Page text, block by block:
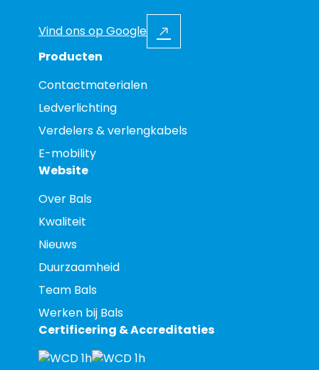
Vind ons op Google
Producten
Contactmaterialen
Ledverlichting
Verdelers & verlengkabels
E-mobility
Website
Over Bals
Kwaliteit
Nieuws
Duurzaamheid
Team Bals
Werken bij Bals
Certificering & Accreditaties